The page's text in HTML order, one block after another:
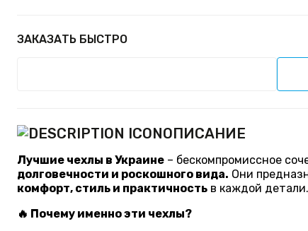
ЗАКАЗАТЬ БЫСТРО
ОПИСАНИЕ
Лучшие чехлы в Украине – бескомпромиссное
долговечности и роскошного вида. Они
комфорт, стиль и практичность в каждой детали.
🔥 Почему именно эти чехлы?